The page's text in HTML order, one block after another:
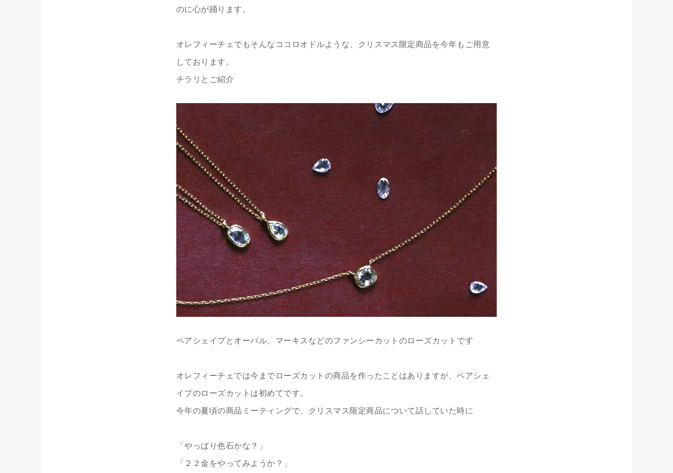
のに心が踊ります。
オレフィーチェでもそんなココロオドルような、クリスマス限定商品を今年もご用意
しております。
チラリとご紹介
ペアシェイプとオーバル、マーキスなどのファンシーカットのローズカットです
オレフィーチェでは今までローズカットの商品を作ったことはありますが、ペアシェ
イプのローズカットは初めてです。
今年の夏頃の商品ミーティングで、クリスマス限定商品について話していた時に
「やっぱり色石かな？」
「２２金をやってみようか？」